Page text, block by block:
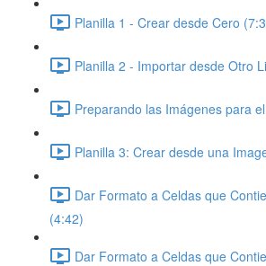
Planilla 1 - Crear desde Cero
Planilla 2 - Importar desde Otro
Preparando las Imágenes para
Planilla 3: Crear desde una
Dar Formato a Celdas que
(4:42)
Dar Formato a Celdas que